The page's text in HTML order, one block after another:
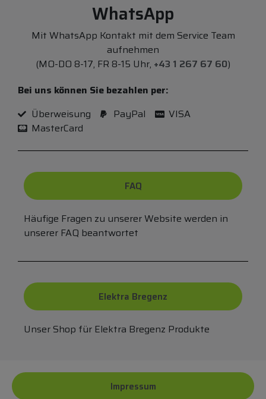
WhatsApp
Mit WhatsApp Kontakt mit dem Service Team
aufnehmen
(MO-DO 8-17, FR 8-15 Uhr, +43 1 267 67 60)
Bei uns können Sie bezahlen per:
Überweisung
PayPal
VISA
MasterCard
FAQ
Häufige Fragen zu unserer Website werden in
unserer FAQ beantwortet
Elektra Bregenz
Unser Shop für Elektra Bregenz Produkte
Impressum